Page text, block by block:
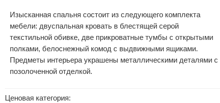
Изысканная спальня состоит из следующего комплекта
мебели: двуспальная кровать в блестящей серой
текстильной обивке, две прикроватные тумбы с открытыми
полками, белоснежный комод с выдвижными ящиками.
Предметы интерьера украшены металлическими деталями с
позолоченной отделкой.
Ценовая категория: